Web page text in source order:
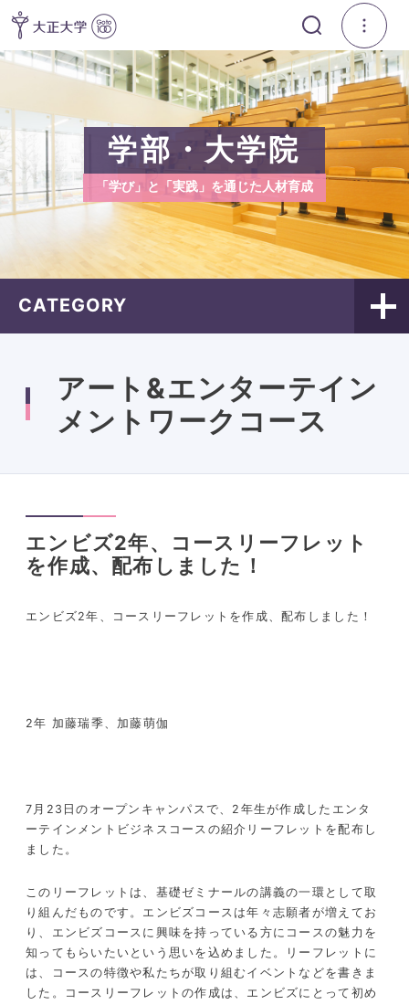
学部・大学院
「学び」と「実践」を通じた人材育成
CATEGORY
アート&エンターテイン
メントワークコース
エンビズ2年、コースリーフレット
を作成、配布しました！
エンビズ2年、コースリーフレットを作成、配布しました！
2年 加藤瑞季、加藤萌伽
7月23日のオープンキャンパスで、2年生が作成したエンタ
ーテインメントビジネスコースの紹介リーフレットを配布し
ました。
このリーフレットは、基礎ゼミナールの講義の一環として取
り組んだものです。エンビズコースは年々志願者が増えてお
り、エンビズコースに興味を持っている方にコースの魅力を
知ってもらいたいという思いを込めました。リーフレットに
は、コースの特徴や私たちが取り組むイベントなどを書きま
した。コースリーフレットの作成は、エンビズにとって初め